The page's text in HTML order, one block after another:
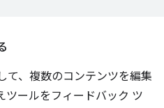
て、複数のコンテンツを編集
ツールをフィードバック ツ